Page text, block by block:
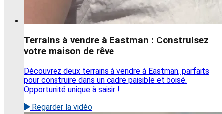
Terrains à vendre à Eastman : Construisez
votre maison de rêve
Découvrez deux terrains à vendre à Eastman, parfaits
pour construire dans un cadre paisible et boisé.
Opportunité unique à saisir !
Regarder la vidéo